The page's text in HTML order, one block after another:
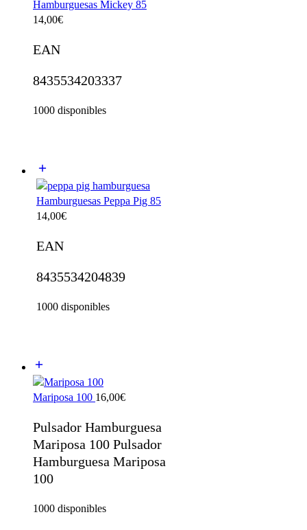
Hamburguesas Mickey 85
14,00€
EAN
8435534203337
1000 disponibles
Hamburguesas Peppa Pig 85
14,00€
EAN
8435534204839
1000 disponibles
Mariposa 100 16,00€
Pulsador Hamburguesa
Mariposa 100 Pulsador
Hamburguesa Mariposa
100
1000 disponibles